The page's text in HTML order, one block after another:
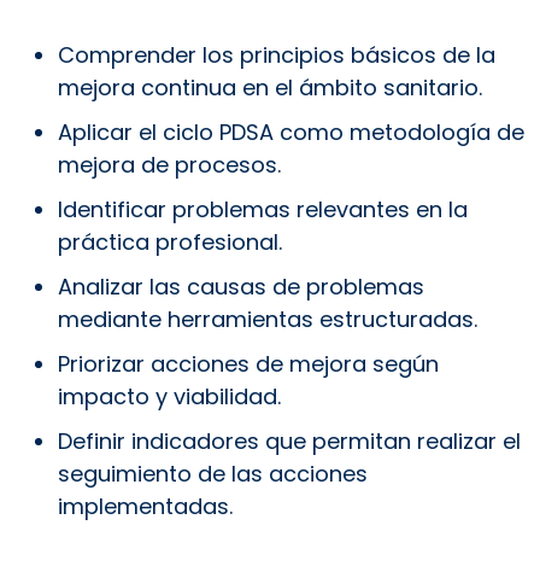
Comprender los principios básicos de la
mejora continua en el ámbito sanitario.
Aplicar el ciclo PDSA como metodología de
mejora de procesos.
Identificar problemas relevantes en la
práctica profesional.
Analizar las causas de problemas
mediante herramientas estructuradas.
Priorizar acciones de mejora según
impacto y viabilidad.
Definir indicadores que permitan realizar el
seguimiento de las acciones
implementadas.